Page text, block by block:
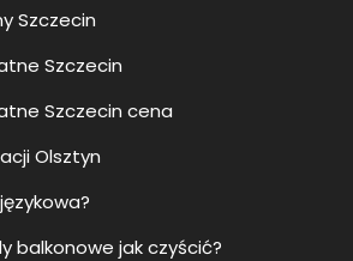
Szczecin
Szczecin
Szczecin cena
Olsztyn
balkonowe jak czyścić?